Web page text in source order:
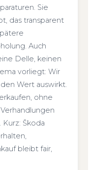
Sie
das transparent
Auch
Delle, keinen
vorliegt: Wir
Wert auswirkt.
ohne
Škoda
bleibt fair,